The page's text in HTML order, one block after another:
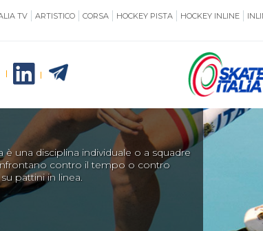
TV ARTISTICO CORSA HOCKEY PISTA HOCKEY INLINE
è una disciplina individuale o a squadre
contro il tempo o contro
pattini in linea.